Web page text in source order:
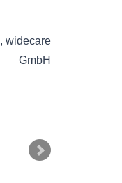
widecare
GmbH